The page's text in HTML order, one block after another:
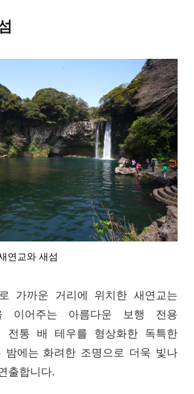
연교와 새섬
가까운 거리에 위치한 새연교는
이어주는 아름다운 보행 전용
전통 배 테우를 형상화한 독특한
밤에는 화려한 조명으로 더욱 빛나
출합니다.